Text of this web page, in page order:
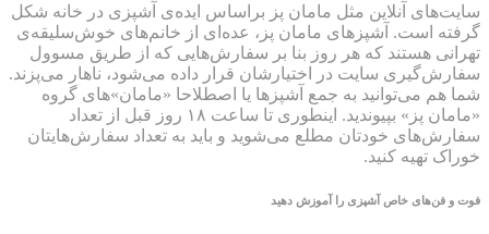
سایت‌های آنلاین مثل مامان پز براساس اید‌ه‌ی آشپزی در خانه شکل
گرفته است. آشپزهای مامان پز، عده‌ای از خانم‌های خوش‌سلیقه‌ی
تهرانی هستند که هر روز بنا بر سفارش‌هایی که از طریق مسوول
سفارش‌گیری سایت در اختیارشان قرار داده می‌شود، ناهار می‌پزند.
شما هم می‌توانید به جمع آشپزها یا اصطلاحا «مامان‌»های گروه
«مامان‌ پز» بپیوندید. اینطوری تا ساعت ۱۸ روز قبل از تعداد
سفارش‌های خودتان مطلع می‌شوید و باید به تعداد سفارش‌هایتان
خوراک تهیه کنید.
فوت و فن‌های خاص آشپزی را آموزش دهید